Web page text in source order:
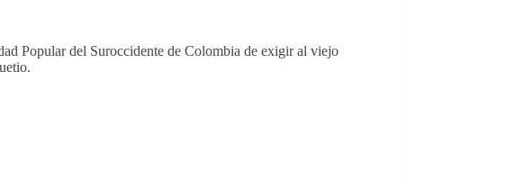
Popular del Suroccidente de Colombia de exigir al viejo